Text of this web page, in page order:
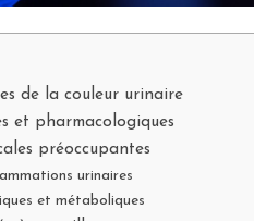
de la couleur urinaire
et pharmacologiques
préoccupantes
urinaires
et métaboliques